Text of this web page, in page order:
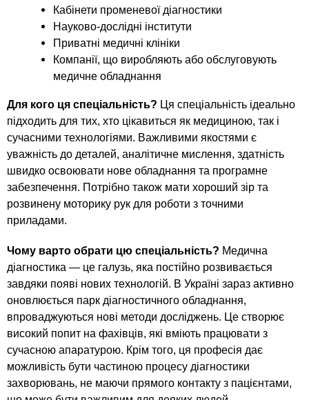
Кабінети променевої діагностики
Науково-дослідні інститути
Приватні медичні клініки
Компанії, що виробляють або обслуговують
медичне обладнання
Для кого ця спеціальність? Ця спеціальність ідеально
підходить для тих, хто цікавиться як медициною, так і
сучасними технологіями. Важливими якостями є
уважність до деталей, аналітичне мислення, здатність
швидко освоювати нове обладнання та програмне
забезпечення. Потрібно також мати хороший зір та
розвинену моторику рук для роботи з точними
приладами.
Чому варто обрати цю спеціальність? Медична
діагностика — це галузь, яка постійно розвивається
завдяки появі нових технологій. В Україні зараз активно
оновлюється парк діагностичного обладнання,
впроваджуються нові методи досліджень. Це створює
високий попит на фахівців, які вміють працювати з
сучасною апаратурою. Крім того, ця професія дає
можливість бути частиною процесу діагностики
захворювань, не маючи прямого контакту з пацієнтами,